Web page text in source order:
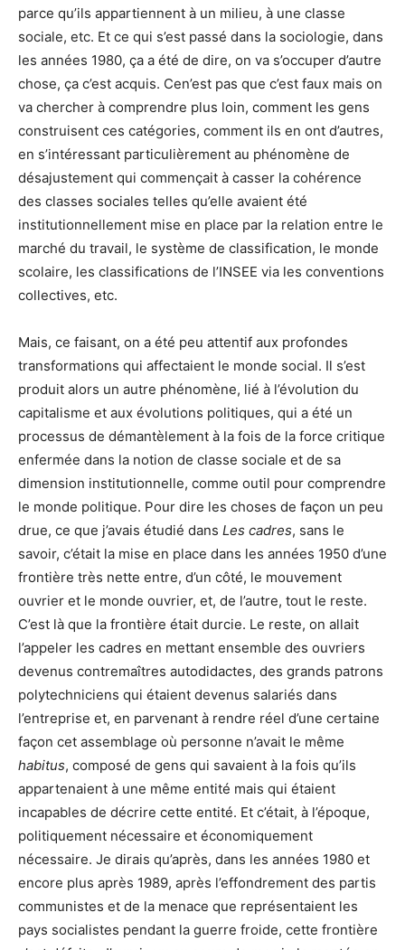
parce qu’ils appartiennent à un milieu, à une classe
sociale, etc. Et ce qui s’est passé dans la sociologie, dans
les années 1980, ça a été de dire, on va s’occuper d’autre
chose, ça c’est acquis. Cen’est pas que c’est faux mais on
va chercher à comprendre plus loin, comment les gens
construisent ces catégories, comment ils en ont d’autres,
en s’intéressant particulièrement au phénomène de
désajustement qui commençait à casser la cohérence
des classes sociales telles qu’elle avaient été
institutionnellement mise en place par la relation entre le
marché du travail, le système de classification, le monde
scolaire, les classifications de l’INSEE via les conventions
collectives, etc.
Mais, ce faisant, on a été peu attentif aux profondes
transformations qui affectaient le monde social. Il s’est
produit alors un autre phénomène, lié à l’évolution du
capitalisme et aux évolutions politiques, qui a été un
processus de démantèlement à la fois de la force critique
enfermée dans la notion de classe sociale et de sa
dimension institutionnelle, comme outil pour comprendre
le monde politique. Pour dire les choses de façon un peu
drue, ce que j’avais étudié dans Les cadres, sans le
savoir, c’était la mise en place dans les années 1950 d’une
frontière très nette entre, d’un côté, le mouvement
ouvrier et le monde ouvrier, et, de l’autre, tout le reste.
C’est là que la frontière était durcie. Le reste, on allait
l’appeler les cadres en mettant ensemble des ouvriers
devenus contremaîtres autodidactes, des grands patrons
polytechniciens qui étaient devenus salariés dans
l’entreprise et, en parvenant à rendre réel d’une certaine
façon cet assemblage où personne n’avait le même
habitus, composé de gens qui savaient à la fois qu’ils
appartenaient à une même entité mais qui étaient
incapables de décrire cette entité. Et c’était, à l’époque,
politiquement nécessaire et économiquement
nécessaire. Je dirais qu’après, dans les années 1980 et
encore plus après 1989, après l’effondrement des partis
communistes et de la menace que représentaient les
pays socialistes pendant la guerre froide, cette frontière